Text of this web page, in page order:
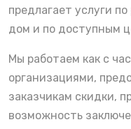
предлагает услуги
дом и по доступным
Мы работаем как с
организациями,
заказчикам скидки,
возможность